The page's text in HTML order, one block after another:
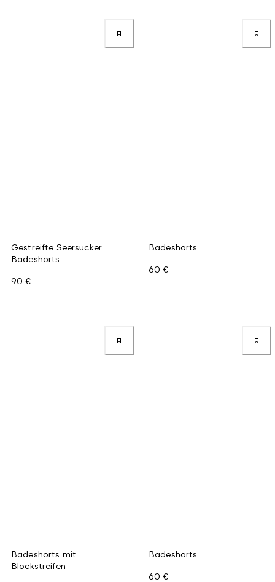
Gestreifte Seersucker
Badeshorts
90 €
Badeshorts
60 €
Badeshorts mit
Blockstreifen
Badeshorts
60 €